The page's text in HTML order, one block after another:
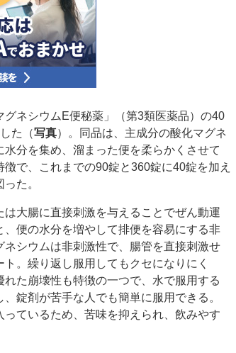
ネシウムE便秘薬」（第3類医薬品）の40
た（写真）。同品は、主成分の酸化マグネ
水分を集め、溜まった便を柔らかくさせて
徴で、これまでの90錠と360錠に40錠を加え
た。
大腸に直接刺激を与えることでぜん動運
、便の水分を増やして排便を容易にする非
ネシウムは非刺激性で、腸管を直接刺激せ
。繰り返し服用してもクセになりにく
れた崩壊性も特徴の一つで、水で服用する
錠剤が苦手な人でも簡単に服用できる。
っているため、苦味を抑えられ、飲みやす